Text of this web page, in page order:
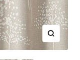
ズ
ー